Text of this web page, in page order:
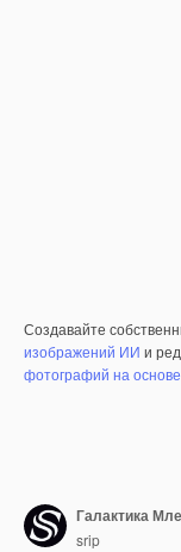
Создавайте
изображений ИИ и
фотографий на
srip